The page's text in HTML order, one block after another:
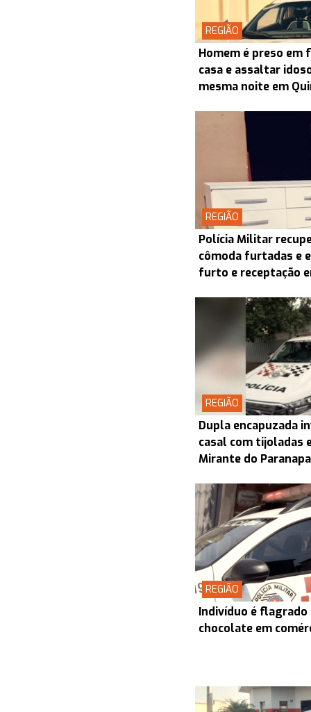
REGIÃO
Homem é preso
casa e assaltar
mesma noite em
REGIÃO
Polícia Militar
cômoda furtadas e
furto e receptação
REGIÃO
Dupla encapuzada
casal com tijoladas
Mirante do
REGIÃO
Indivíduo é
chocolate em